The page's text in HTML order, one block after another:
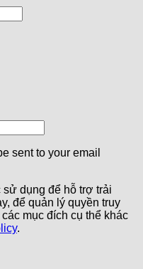
sent to your email
dụng để hỗ trợ trải
để quản lý quyền truy
mục đích cụ thể khác
.